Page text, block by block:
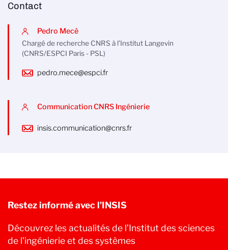
Contact
Pedro Mecê
Chargé de recherche CNRS à l’Institut Langevin
(CNRS/ESPCI Paris - PSL)
pedro.mece@espci.fr
Communication CNRS Ingénierie
insis.communication@cnrs.fr
Restez informé avec l'INSIS
Découvrez les actualités de l’Institut des sciences
de l'ingénierie et des systèmes